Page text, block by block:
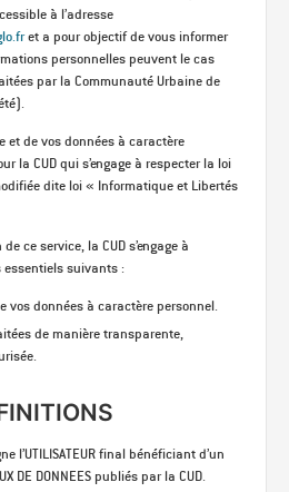
à l’adresse
et a pour objectif de vous informer
personnelles peuvent le cas
par la Communauté Urbaine de
et de vos données à caractère
la CUD qui s’engage à respecter la loi
dite loi « Informatique et Libertés
ce service, la CUD s’engage à
essentiels suivants :
vos données à caractère personnel.
de manière transparente,
l’UTILISATEUR final bénéficiant d’un
DE DONNEES publiés par la CUD.